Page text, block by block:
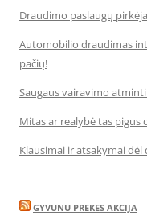
Draudimo paslaugų
Automobilio draudimas
pačių!
Saugaus vairavimo
Mitas ar realybė tas pigus
Klausimai ir atsakymai dėl
GYVUNU PREKES AKCIJA